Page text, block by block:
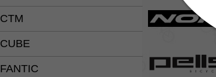
CTM
CUBE
FANTIC